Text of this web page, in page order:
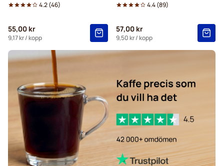
Kaffekapslen-kaffekapslar för Dolce Gusto
Starbucks® grande-kaffekapslar för Dolce Gusto
4.2(46)
55,00 kr
9,17 kr/ kopp
4.4(89)
57,00 kr
9,50 kr/ kopp